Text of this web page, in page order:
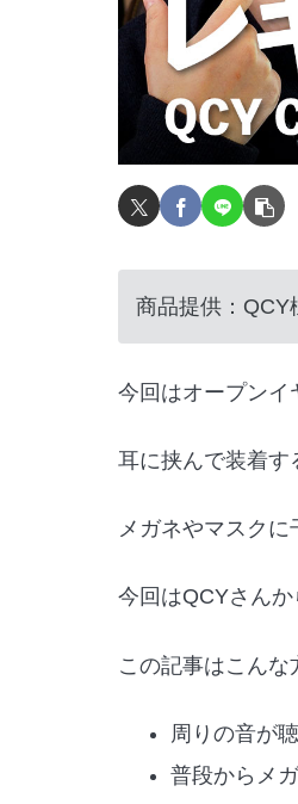
商品提供：QCY
今回はオープンイ
耳に挟んで装着す
メガネやマスク
今回はQCYさん
この記事はこんな
周りの音が
普段からメ